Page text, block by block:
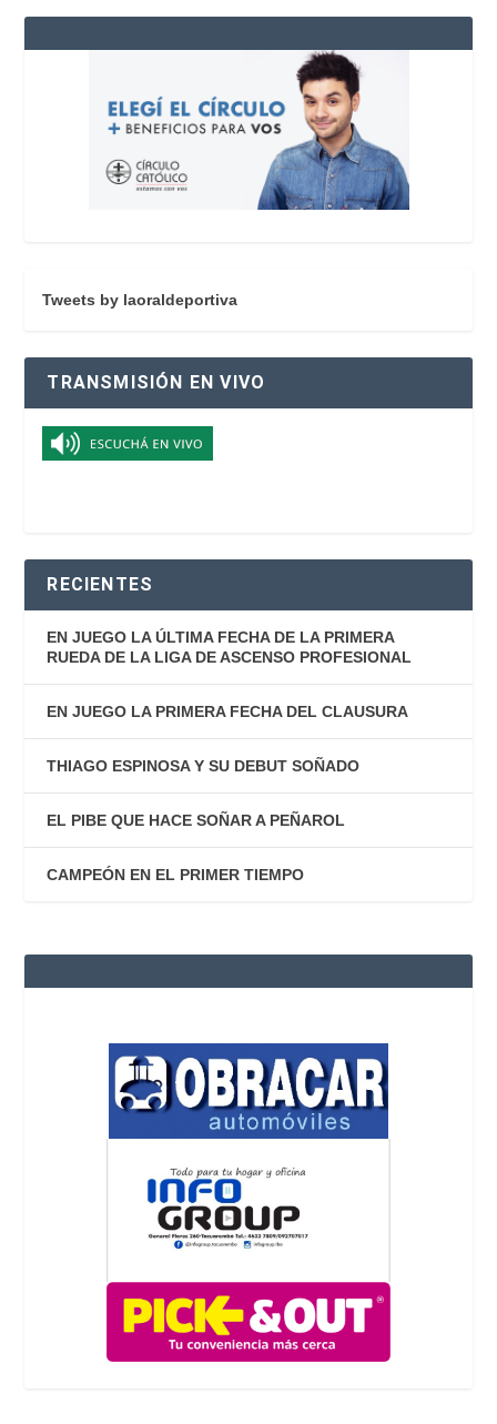
Tweets by laoraldeportiva
TRANSMISIÓN EN VIVO
RECIENTES
EN JUEGO LA ÚLTIMA FECHA DE LA PRIMERA
RUEDA DE LA LIGA DE ASCENSO PROFESIONAL
EN JUEGO LA PRIMERA FECHA DEL CLAUSURA
THIAGO ESPINOSA Y SU DEBUT SOÑADO
EL PIBE QUE HACE SOÑAR A PEÑAROL
CAMPEÓN EN EL PRIMER TIEMPO